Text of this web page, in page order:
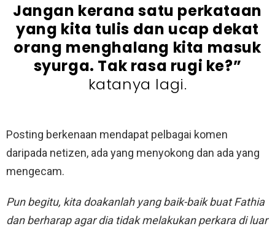
Jangan kerana satu perkataan
yang kita tulis dan ucap dekat
orang menghalang kita masuk
syurga. Tak rasa rugi ke?”
katanya lagi.
Posting berkenaan mendapat pelbagai komen
daripada netizen, ada yang menyokong dan ada yang
mengecam.
Pun begitu, kita doakanlah yang baik-baik buat Fathia
dan berharap agar dia tidak melakukan perkara di luar